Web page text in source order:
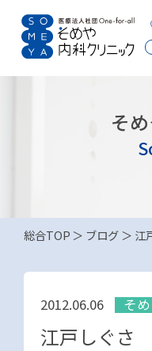
そ
総合TOP ブログ 江
2012.06.06 そ
江戸しぐさ